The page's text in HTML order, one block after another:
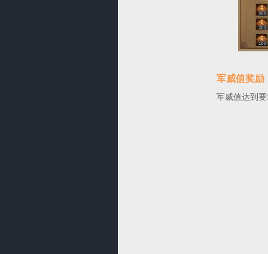
军威值奖励
军威值达到